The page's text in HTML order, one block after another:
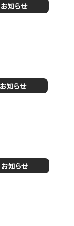
お知らせ
お知らせ
お知らせ